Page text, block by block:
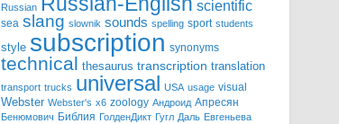
Russian scientific
sea slang slownik sounds spelling sport students
style subscription synonyms
technical thesaurus transcription translation
transport trucks universal USA usage visual
Webster Webster's x6 zoology Андроид Апресян
Бенюмович Библия ГолденДикт Гугл Даль Евгеньева